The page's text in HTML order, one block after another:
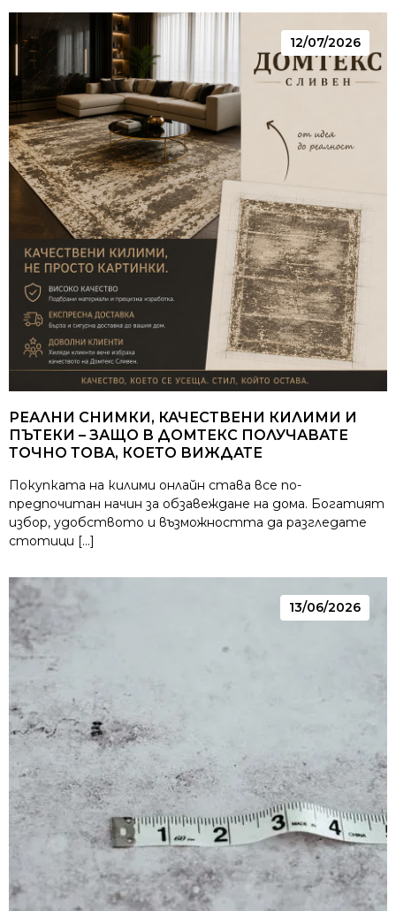
РЕАЛНИ СНИМКИ, КАЧЕСТВЕНИ КИЛИМИ И
ПЪТЕКИ – ЗАЩО В ДОМТЕКС ПОЛУЧАВАТЕ
ТОЧНО ТОВА, КОЕТО ВИЖДАТЕ
12/07/2026
Покупката на килими онлайн става все по-
предпочитан начин за обзавеждане на дома. Богатият
избор, удобството и възможността да разгледате
стотици […]
13/06/2026